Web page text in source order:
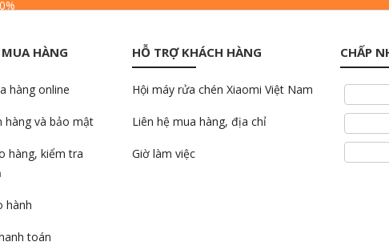
HÀNG
hàng online
hàng và bảo mật
hàng, kiểm tra
hành
toán
HỖ TRỢ KHÁCH HÀNG
Hội máy rửa chén Xiaomi Việt Nam
Liên hệ mua hàng, địa chỉ
Giờ làm việc
CHẤP